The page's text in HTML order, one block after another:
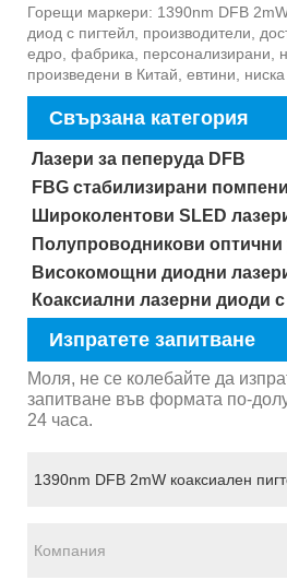
Горещи маркери: 1390nm DFB
диод с пигтейл, производители,
едро, фабрика, персонализирани,
произведени в Китай, евтини,
Свързана категория
Лазери за пеперуда DFB
FBG стабилизирани
Широколентови SLED
Полупроводникови оптични
Високомощни диодни
Коаксиални лазерни диоди с
Изпратете запитване
Моля, не се колебайте да
запитване във формата по-
24 часа.